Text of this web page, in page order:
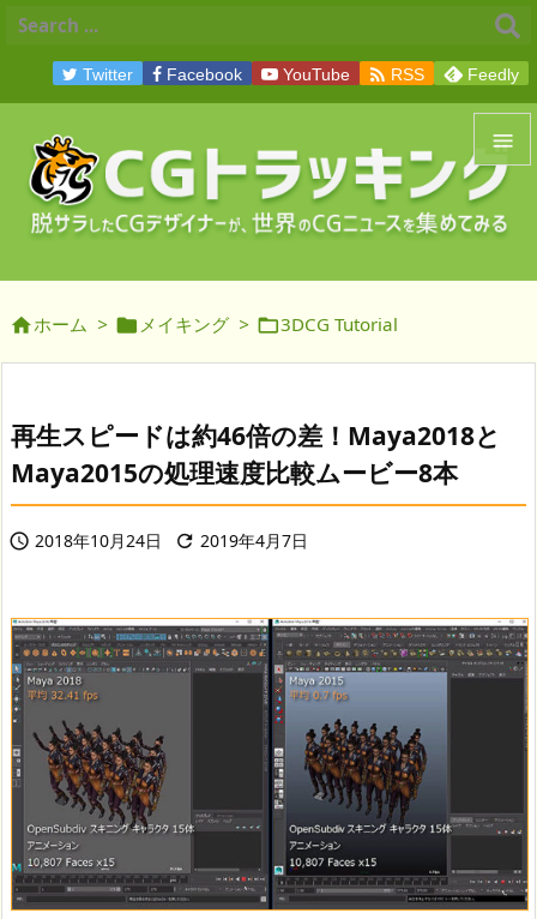


メニュ
前へ
次へ
Twitter Facebook YouTube  RSS Feedly
ホーム >  メイキング > 3DCG Tutorial
再生スピードは約46倍の差！Maya2018と
Maya2015の処理速度比較ムービー8本
 2018年10月24日  2019年4月7日